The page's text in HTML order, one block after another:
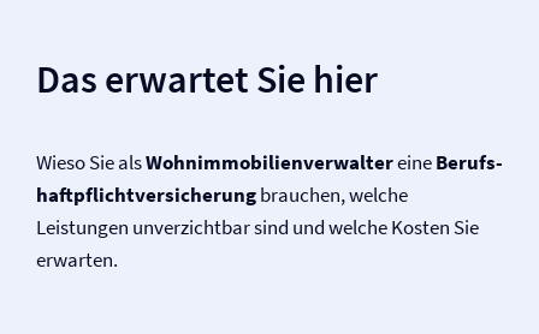
Das erwartet Sie hier
Wieso Sie alsWohnimmobilienverwaltereineBerufs­
haftpflicht­versicherungbrauchen, welche
Leistungen unverzichtbar sind und welche Kosten Sie
erwarten.